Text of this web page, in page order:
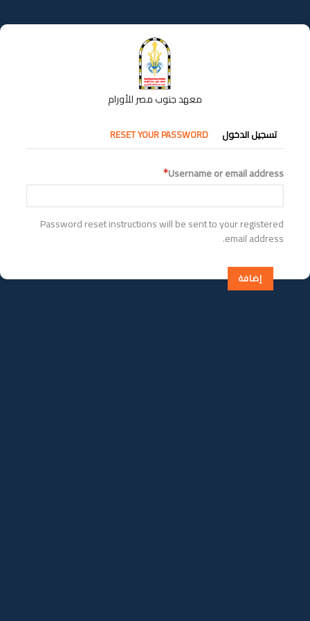
إلى
المحتوى
معهد جنوب مصر للأورام
التبويبات
الأساسية
تسجيل الدخول RESET YOUR PASSWORD
Username or email address
Password reset instructions will be sent to your registered
email address.